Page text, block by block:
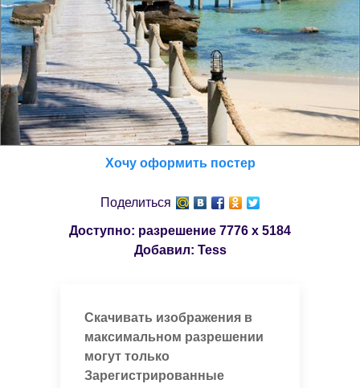
Хочу оформить постер
Поделиться
Доступно: разрешение 7776 x 5184
Добавил: Tess
Скачивать изображения в
максимальном разрешении
могут только
Зарегистрированные